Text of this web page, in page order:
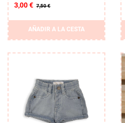
3,00 € 7,50 €
AÑADIR A LA CESTA